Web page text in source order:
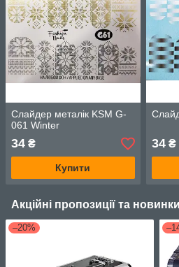
Слайдер металік KSM G-
061 Winter
34 ₴
Купити
34₴
Акційні пропозиції та новинки
–20%